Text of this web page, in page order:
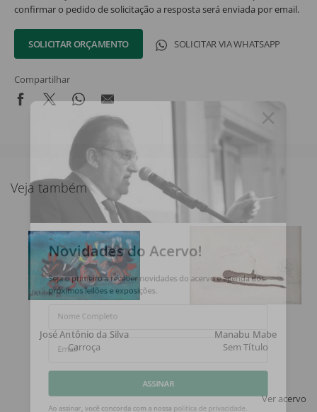
confirmar o pedido de solicitação a resposta será enviada por email.
SOLICITAR ORÇAMENTO SOLICITAR VIA WHATSAPP
Compartilhar
Veja também
José Antônio da Silva
Carroça
Manabu Mabe
Sem Título
Ver acervo
Novidades do Acervo!
Seja o primeiro a receber novidades do acervo e agenda dos
próximos leilões e exposições.
Nome Completo
ASSINAR